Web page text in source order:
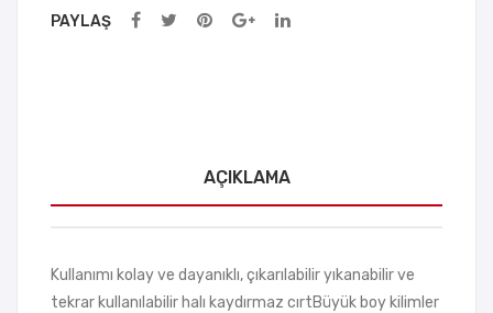
PAYLAŞ
AÇIKLAMA
Kullanımı kolay ve dayanıklı, çıkarılabilir yıkanabilir ve
tekrar kullanılabilir halı kaydırmaz cırtBüyük boy kilimler